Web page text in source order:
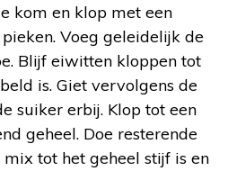
kom en klop met een
Voeg geleidelijk de
Blijf eiwitten kloppen tot
is. Giet vervolgens de
suiker erbij. Klop tot een
geheel. Doe resterende
tot het geheel stijf is en